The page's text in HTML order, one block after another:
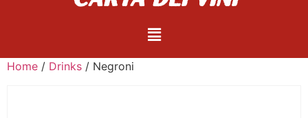
Home / Drinks / Negroni